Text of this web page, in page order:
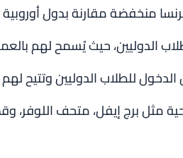
منخفضة مقارنة بدول
الدوليين، حيث يُسمح لهم
للطلاب الدوليين وتتيح
مثل برج إيفل، متحف اللوفر،